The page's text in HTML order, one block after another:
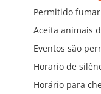
Permitido
Aceita animais
Eventos são
Horario de
Horário para